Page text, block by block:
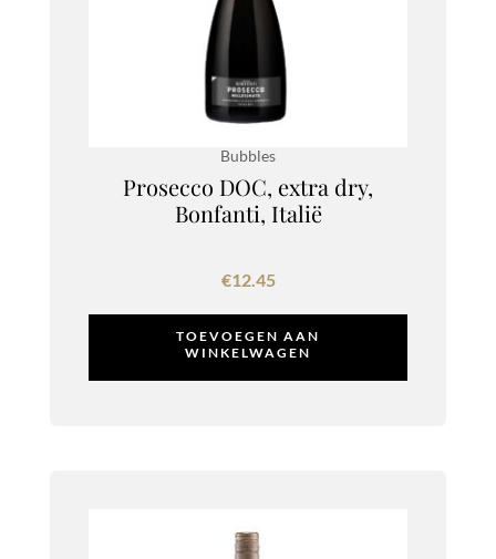
Bubbles
Prosecco DOC, extra dry,
Bonfanti, Italië
€12.45
TOEVOEGEN AAN
WINKELWAGEN